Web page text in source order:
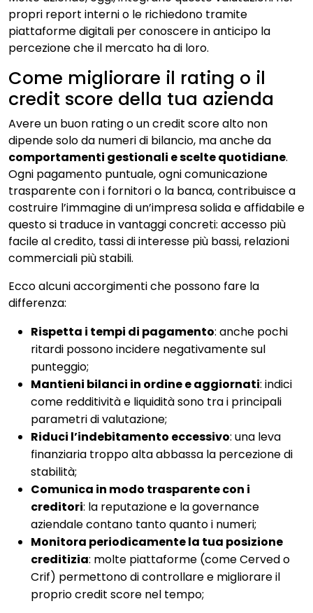
propri report interni o le richiedono tramite
piattaforme digitali per conoscere in anticipo la
percezione che il mercato ha di loro.
Come migliorare il rating o il
credit score della tua azienda
Avere un buon rating o un credit score alto non
dipende solo da numeri di bilancio, ma anche da
comportamenti gestionali e scelte quotidiane.
Ogni pagamento puntuale, ogni comunicazione
trasparente con i fornitori o la banca, contribuisce a
costruire l’immagine di un’impresa solida e affidabile e
questo si traduce in vantaggi concreti: accesso più
facile al credito, tassi di interesse più bassi, relazioni
commerciali più stabili.
Ecco alcuni accorgimenti che possono fare la
differenza:
Rispetta i tempi di pagamento: anche pochi
ritardi possono incidere negativamente sul
punteggio;
Mantieni bilanci in ordine e aggiornati: indici
come redditività e liquidità sono tra i principali
parametri di valutazione;
Riduci l’indebitamento eccessivo: una leva
finanziaria troppo alta abbassa la percezione di
stabilità;
Comunica in modo trasparente con i
creditori: la reputazione e la governance
aziendale contano tanto quanto i numeri;
Monitora periodicamente la tua posizione
creditizia: molte piattaforme (come Cerved o
Crif) permettono di controllare e migliorare il
proprio credit score nel tempo;